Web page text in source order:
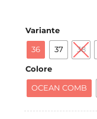
Variante
36 37 38
Colore
OCEAN COMB